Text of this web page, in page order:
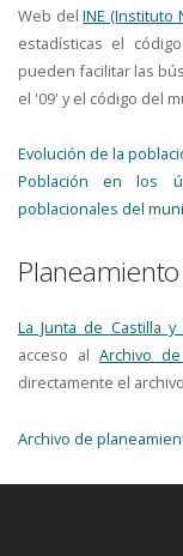
Web delINE (Instituto
estadísticas el
pueden facilitar las
el '09' y el código del
Evolución de la
Población en los
poblacionales del
La Junta de Castilla y
acceso al Archivo
directamente el
Archivo de